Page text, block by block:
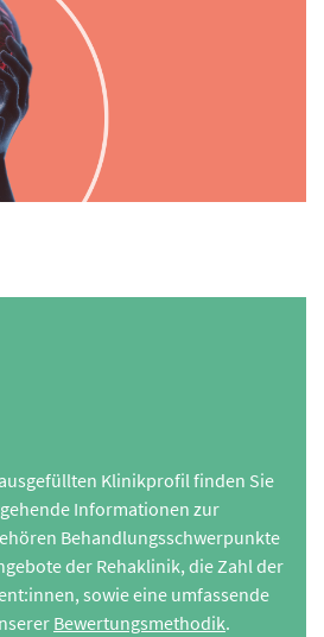
Klinikprofil finden Sie
Informationen zur
Behandlungsschwerpunkte
der Rehaklinik, die Zahl der
sowie eine umfassende
Bewertungsmethodik.